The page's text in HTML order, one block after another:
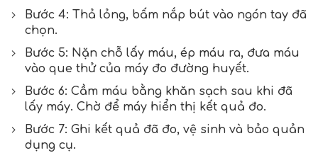
Bước 4: Thả lỏng, bấm nắp bút vào ngón tay đã
chọn.
Bước 5: Nặn chỗ lấy máu, ép máu ra, đưa máu
vào que thử của máy đo đường huyết.
Bước 6: Cầm máu bằng khăn sạch sau khi đã
lấy máy. Chờ để máy hiển thị kết quả đo.
Bước 7: Ghi kết quả đã đo, vệ sinh và bảo quản
dụng cụ.